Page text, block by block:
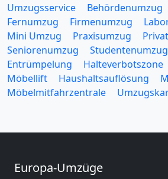
Umzugsservice Behördenumzug
Fernumzug
Firmenumzug
Mini Umzug
Praxisumzug
Seniorenumzug
Studentenumzug
Entrümpelung
Halteverbotszone
Möbellift
Haushaltsauflösung
Möbelmitfahrzentrale
Europa-Umzüge